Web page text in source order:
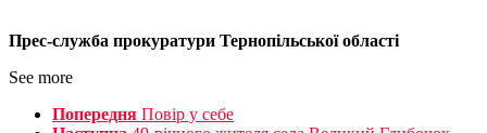
Прес-служба прокуратури Тернопільської області
See more
Попередня Повір у себе